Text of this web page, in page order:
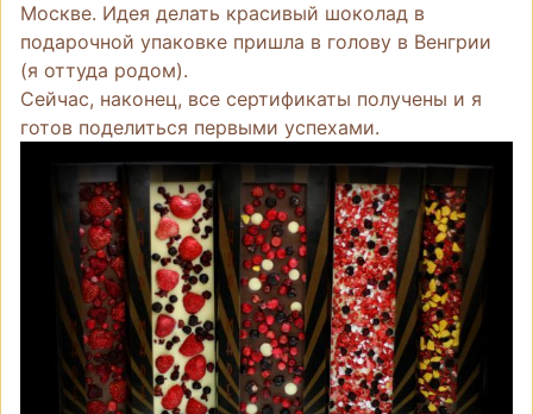
Москве. Идея делать красивый шоколад в
подарочной упаковке пришла в голову в Венгрии
(я оттуда родом).
Сейчас, наконец, все сертификаты получены и я
готов поделиться первыми успехами.